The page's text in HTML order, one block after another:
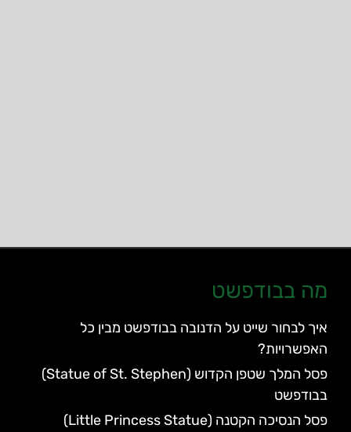
מה בבודפשט
איך לבחור שייט על הדנובה בבודפשט מבין כל
האפשרויות?
פסל המלך שטפן הקדוש (Statue of St. Stephen)
בבודפשט
פסל הנסיכה הקטנה (Little Princess Statue)